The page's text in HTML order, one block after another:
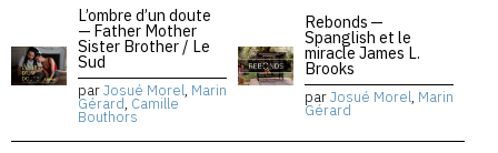
L’ombre d’un doute
— Father Mother
Sister Brother / Le
Sud
parJosué Morel, Marin
Gérard, Camille
Bouthors
Rebonds —
Spanglish et le
miracle James L.
Brooks
parJosué Morel, Marin
Gérard